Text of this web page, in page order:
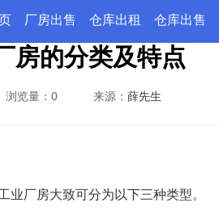
厂房出售 仓库出租 仓库出售
工业厂房的分类及特点
房的分类及特点
浏览量： 0 来源： 薛先生
厂房大致可分为以下三种类型。